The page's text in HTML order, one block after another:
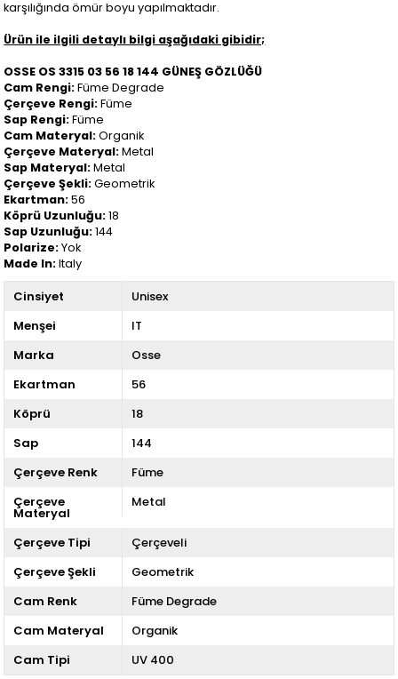
karşılığında ömür boyu yapılmaktadır.
Ürün ile ilgili detaylı bilgi aşağıdaki gibidir;
OSSE OS 3315 03 56 18 144 GÜNEŞ GÖZLÜĞÜ
Cam Rengi:Füme Degrade
Çerçeve Rengi:Füme
Sap Rengi:Füme
Cam Materyal:Organik
Çerçeve Materyal:Metal
Sap Materyal:Metal
Çerçeve Şekli:Geometrik
Ekartman:56
Köprü Uzunluğu:18
Sap Uzunluğu:144
Polarize:Yok
Made In:Italy
Cinsiyet
Unisex
Menşei
IT
Marka
Osse
Ekartman
56
Köprü
18
Sap
144
Çerçeve Renk
Füme
Çerçeve
Materyal
Metal
Çerçeve Tipi
Çerçeveli
Çerçeve Şekli
Geometrik
Cam Renk
Füme Degrade
Cam Materyal
Organik
Cam Tipi
UV 400